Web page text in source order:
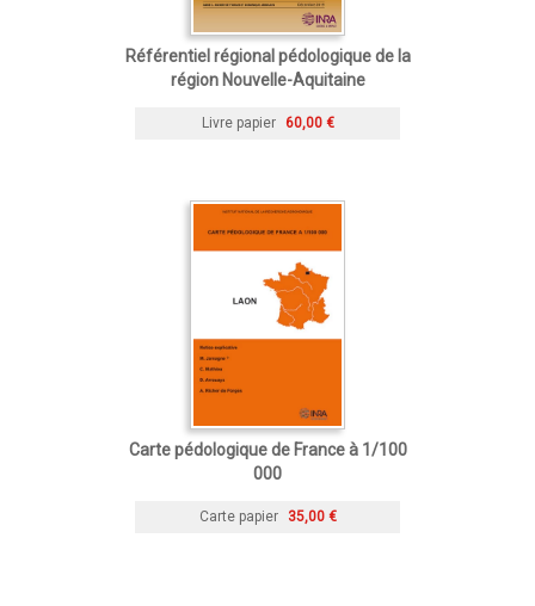
Référentiel régional pédologique de la
région Nouvelle-Aquitaine
Livre papier 60,00 €
Carte pédologique de France à 1/100
000
Carte papier 35,00 €